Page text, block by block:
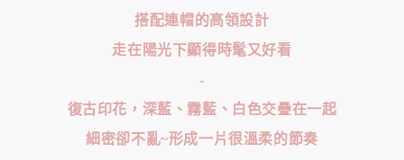
搭配連帽的高領設計
走在陽光下顯得時髦又好看
-
復古印花，深藍、霧藍、白色交疊在一起
細密卻不亂~形成一片很溫柔的節奏